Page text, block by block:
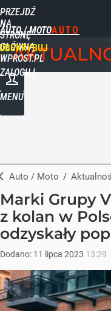
PRZEJDŹ
NA
STRONĘ
GŁÓWNĄ
WPROST.PL
AUTO / MOTO
ZALOGUJ
MENU
Auto / Moto /
Marki Grupy
z kolan w
odzyskały
Dodano: 11 lipca 2023 13:29